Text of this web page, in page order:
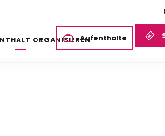
Aufenthalte
ORGANISIEREN